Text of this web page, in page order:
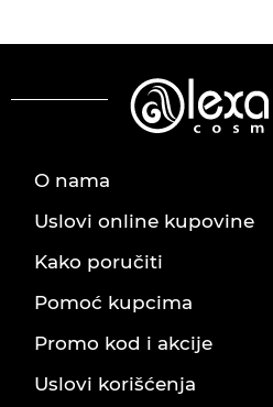
O nama
Uslovi online kupovine
Kako poručiti
Pomoć kupcima
Promo kod i akcije
Uslovi korišćenja